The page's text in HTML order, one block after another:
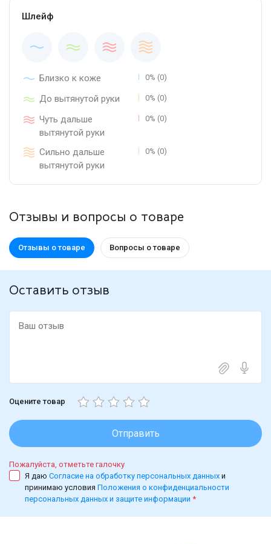
Шлейф
Близко к коже 0% (0)
До вытянутой руки 0% (0)
Чуть дальше
вытянутой руки
0% (0)
Сильно дальше
вытянутой руки
0% (0)
Отзывы и вопросы о товаре
Отзывы о товаре Вопросы о товаре
Оставить отзыв
Оцените товар
Отправить
Пожалуйста, отметьте галочку
Я даю Согласие на обработку персональных данных и
принимаю условия Положения о конфиденциальности
персональных данных и защите информации *